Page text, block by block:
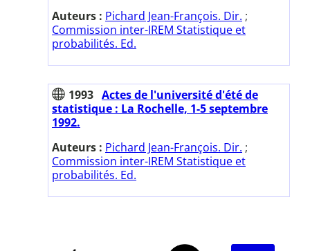
Auteurs : Pichard Jean-François. Dir. ;
Commission inter-IREM Statistique et
probabilités. Ed.
1993 Actes de l'université d'été de
statistique : La Rochelle, 1-5 septembre
1992.
Auteurs : Pichard Jean-François. Dir. ;
Commission inter-IREM Statistique et
probabilités. Ed.